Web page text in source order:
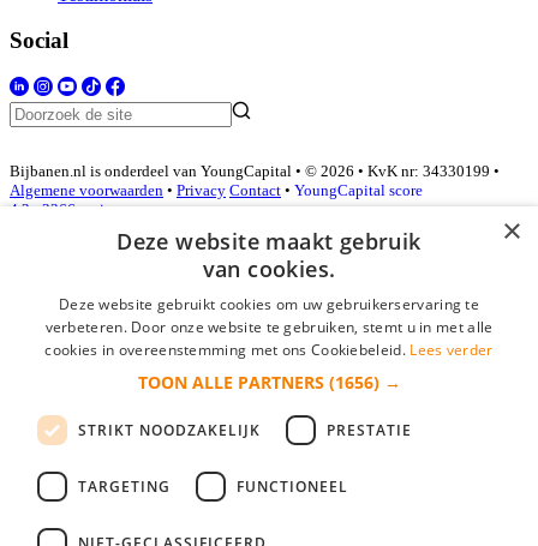
Social
Bijbanen.nl is onderdeel van YoungCapital • © 2026 • KvK nr: 34330199 •
Algemene voorwaarden • Privacy Contact • YoungCapital score
4.3 - 3366 reviews
Inloggen als bedrijf
*
login gegevens onthouden
login
Bedrijf aanmelden
×
Deze website maakt gebruik
van cookies.
Deze website gebruikt cookies om uw gebruikerservaring te
verbeteren. Door onze website te gebruiken, stemt u in met alle
cookies in overeenstemming met ons Cookiebeleid. Lees verder
TOON ALLE PARTNERS (1656) →
STRIKT NOODZAKELIJK PRESTATIE
TARGETING FUNCTIONEEL